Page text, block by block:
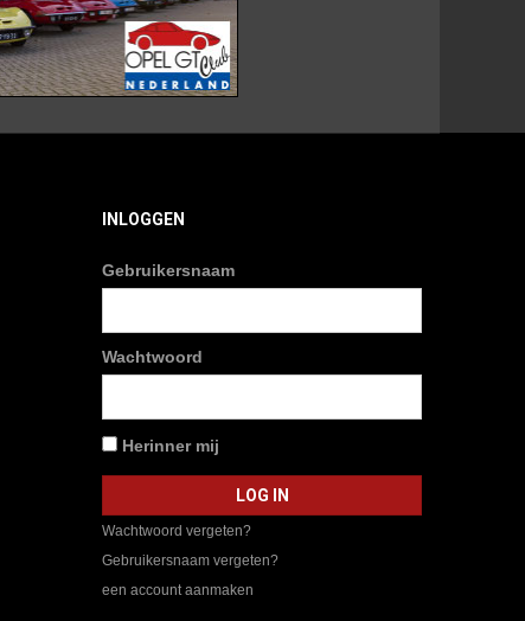
INLOGGEN
Gebruikersnaam
Wachtwoord
Herinner mij
Wachtwoord vergeten?
Gebruikersnaam vergeten?
een account aanmaken